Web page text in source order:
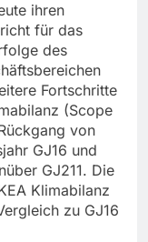
ihren
für das
des
Fortschritte
(Scope
von
GJ16 und
GJ211. Die
Klimabilanz
zu GJ16